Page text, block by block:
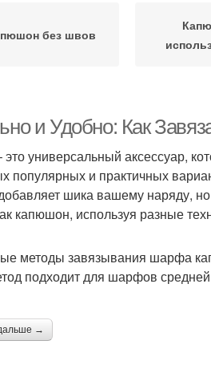
без швов
и Удобно: Как
универсальный аксессуар,
популярных и практичных
шика вашему наряду,
капюшон, используя разные
методы завязывания шарфа
подходит для шарфов
→